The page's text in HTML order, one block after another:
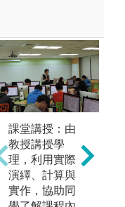
課堂講授：本
系透過課堂教
授講解資訊基
礎及應用知
識，並輔以習
課堂講授：由
教授講授學
理，利用實際
演繹、計算與
實作，協助同